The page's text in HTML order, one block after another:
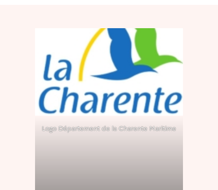
Logo Département de la Charente Maritime